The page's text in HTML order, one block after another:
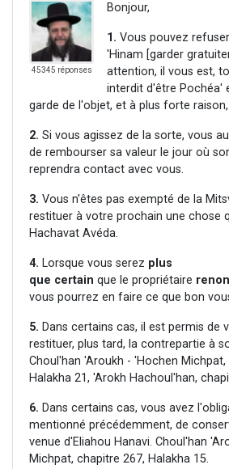
45345 réponses
Bonjour,
1. Vous pouvez
'Hinam [garder
attention, il vous est,
interdit d'être Pochéa'
garde de l'objet, et à plus forte
2. Si vous agissez de la sorte, vous
de rembourser sa valeur le jour où
reprendra contact avec vous.
3. Vous n'êtes pas exempté de la
restituer à votre prochain une chose
Hachavat Avéda.
4. Lorsque vous serez plus
que certain que le propriétaire
vous pourrez en faire ce que bon
5. Dans certains cas, il est permis de
restituer, plus tard, la contrepartie à
Choul'han 'Aroukh - 'Hochen Michpat,
Halakha 21, 'Arokh Hachoul'han,
6. Dans certains cas, vous avez
mentionné précédemment, de
venue d'Eliahou Hanavi. Choul'han
Michpat, chapitre 267, Halakha 15.